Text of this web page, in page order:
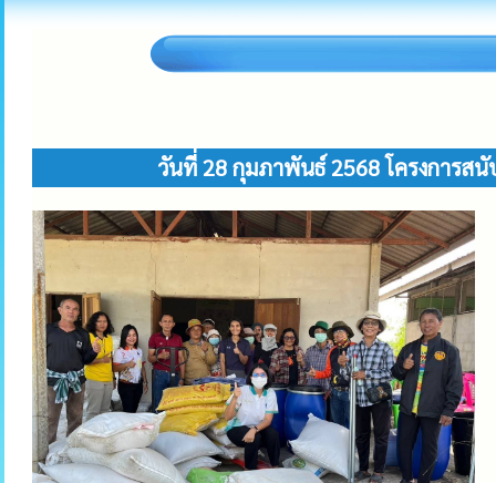
วันที่ 28 กุมภาพันธ์ 2568 โครงการส